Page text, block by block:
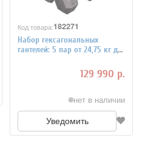
Код товара:182271
Набор гексагональных
гантелей: 5 пар от 24,75 кг до
33,75 кг (шаг 2,25 кг), арт.
129 990 р.
нет в наличии
Уведомить